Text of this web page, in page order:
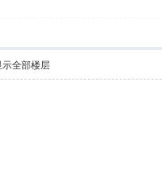
示全部楼层